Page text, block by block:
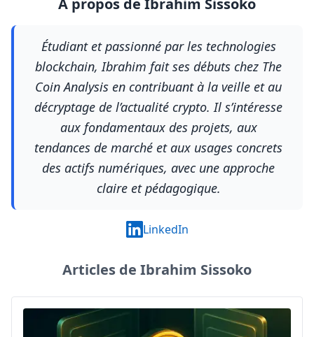
À propos de Ibrahim Sissoko
Étudiant et passionné par les technologies
blockchain, Ibrahim fait ses débuts chez The
Coin Analysis en contribuant à la veille et au
décryptage de l’actualité crypto. Il s’intéresse
aux fondamentaux des projets, aux
tendances de marché et aux usages concrets
des actifs numériques, avec une approche
claire et pédagogique.
LinkedIn
Articles de Ibrahim Sissoko